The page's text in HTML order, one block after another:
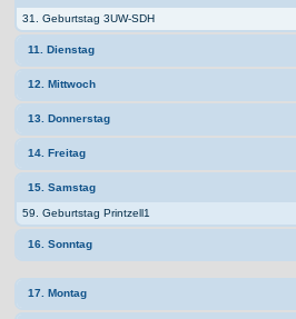
31. Geburtstag 3UW-SDH
11. Dienstag
12. Mittwoch
13. Donnerstag
14. Freitag
15. Samstag
59. Geburtstag Printzell1
16. Sonntag
17. Montag